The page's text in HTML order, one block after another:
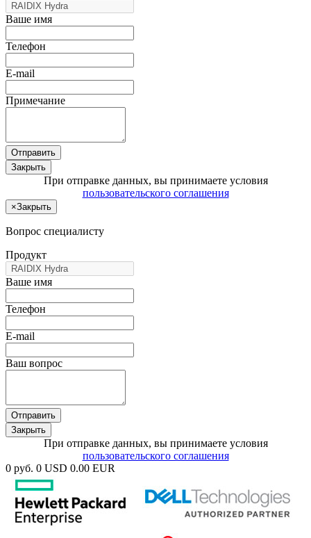
Ваше имя
Телефон
E-mail
Примечание
Отправить
Закрыть
При отправке данных, вы принимаете условия
пользовательского соглашения
×Закрыть
Вопрос специалисту
Продукт
Ваше имя
Телефон
E-mail
Ваш вопрос
Отправить
Закрыть
При отправке данных, вы принимаете условия
пользовательского соглашения
0 руб. 0 USD 0.00 EUR